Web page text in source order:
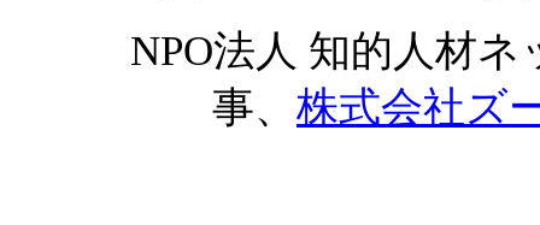
NPO法人 知的人材
事、 株式会社ズ